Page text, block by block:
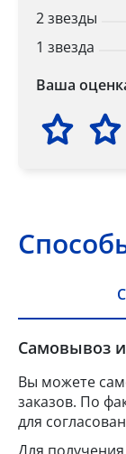
2 звезды
1 звезда
Ваша
Самовывоз
Вы можете
заказов. По
для